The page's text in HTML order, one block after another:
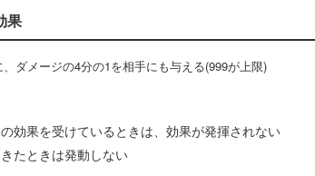
果
ダメージの4分の1を相手にも与える(999が上限)
効果を受けているときは、効果が発揮されない
たときは発動しない